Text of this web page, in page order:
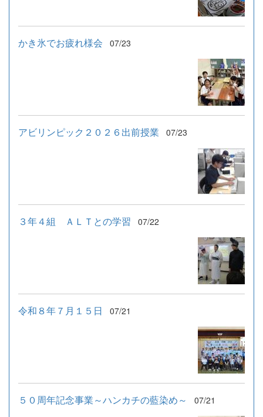
かき氷でお疲れ様会 07/23
アビリンピック２０２６出前授業 07/23
３年４組 ＡＬＴとの学習 07/22
令和８年７月１５日 07/21
５０周年記念事業～ハンカチの藍染め～ 07/21